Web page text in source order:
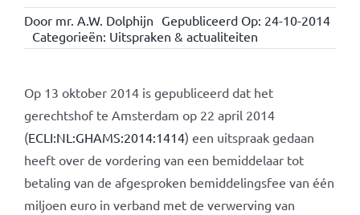
Door mr. A.W. Dolphijn Gepubliceerd Op: 24-10-2014
Categorieën: Uitspraken & actualiteiten
Op 13 oktober 2014 is gepubliceerd dat het
gerechtshof te Amsterdam op 22 april 2014
(ECLI:NL:GHAMS:2014:1414) een uitspraak gedaan
heeft over de vordering van een bemiddelaar tot
betaling van de afgesproken bemiddelingsfee van één
miljoen euro in verband met de verwerving van